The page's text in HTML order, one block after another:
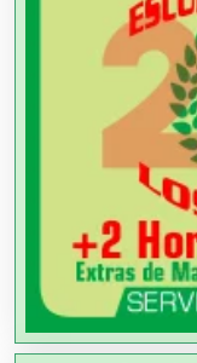
Agencias
Agencias